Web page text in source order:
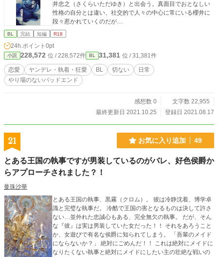
井忠之（さくらいただゆき）と出会う。真面目でおとなしい
性格の自分とは違い、社交的で人々の中心に常にいる櫻井に
段々惹かれていくのだが…
BL 完結 短編 R18
24h.ポイント 0pt
小説 228,572 位 / 228,572件 BL 31,381 位 / 31,381件
恋愛 ヤンデレ・執着・狂愛 BL 切ない
日常
やり場のないバッドエンド
感想数 0
文字数 22,955
最終更新日 2021.10.25
登録日 2021.08.17
21 お気に入り追加 49
とある王国の執事ですが男装しているのがバレ、好色侯爵か
らアプローチされました？！
曼珠沙華
とある王国の執事、黒霧（クロム）。 彼は冷静沈着、博学卓
識と完璧な執事だ。 冷酷で王国の害となるものは決して許さ
ない…並外れた忠誠心もある、完全無欠の執事。 だが、そん
な『彼』は実は男装していた女だった！！ それをあろうこと
か、女遊びで有名な侯爵に知られてしまう。 「吾輩のメイド
にならないか？」 絶対にごめんだ！！ これは絶対にメイドに
なりたくない執事と絶対にメイドにしたい主の壮絶な戦いの